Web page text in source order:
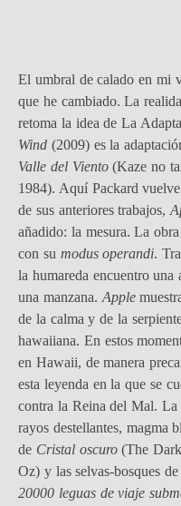
El umbral de calado en mi
que he cambiado. La
retoma la idea de La
Wind (2009) es la
Valle del Viento(Kaze no
1984). Aquí Packard
de sus anteriores trabajos,
añadido: la mesura. La
con su modus operandi.
la humareda encuentro una
una manzana. Apple
de la calma y de la
hawaiiana. En estos
en Hawaii, de manera
esta leyenda en la que se
contra la Reina del Mal. La
rayos destellantes, magma
de Cristal oscuro(The
Oz) y las selvas-bosques
20000 leguas de viaje